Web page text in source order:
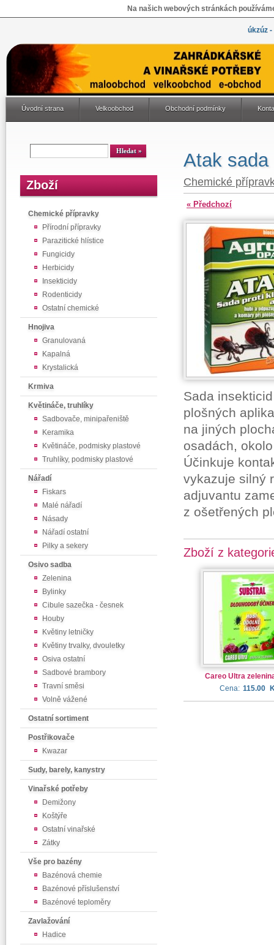
Na našich webových stránkách
úkzúz
Úvodní strana Velkoobchod Obchodní podmínky
Zboží
Chemické přípravky
Přírodní přípravky
Parazitické hlístice
Fungicidy
Herbicidy
Insekticidy
Rodenticidy
Ostatní chemické
Hnojiva
Granulovaná
Kapalná
Krystalická
Krmiva
Květináče, truhlíky
Sadbovače, minipařeniště
Keramika
Květináče, podmisky plastové
Truhlíky, podmisky plastové
Nářadí
Fiskars
Malé nářadí
Násady
Nářadí ostatní
Pilky a sekery
Osivo sadba
Zelenina
Bylinky
Cibule sazečka - česnek
Houby
Květiny letničky
Květiny trvalky, dvouletky
Osiva ostatní
Sadbové brambory
Travní směsi
Volně vážené
Ostatní sortiment
Postřikovače
Kwazar
Sudy, barely, kanystry
Vinařské potřeby
Demižony
Koštýře
Ostatní vinařské
Zátky
Vše pro bazény
Bazénová chemie
Bazénové příslušenství
Bazénové teploměry
Zavlažování
Hadice
Atak
Chemické
« Předchozí
Sada
plošných
na jiných
osadách,
Účinkuje
vykazuje silný
adjuvantu
z ošetřených
Zboží z
Careo Ultra
Cena: 115.00